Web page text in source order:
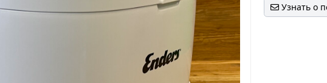
Узнать о